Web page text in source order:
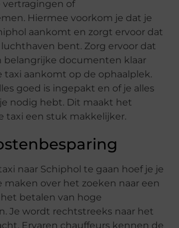
of
Hiermee voorkom je dat je
aankomt en zorgt ervoor dat
bent. Zorg ervoor dat
belangrijke documenten klaar
taxi aankomt op de ophaalplek.
goed is ingepakt en of je alles
nodig hebt. Dit maakt het
taxi een stuk makkelijker.
naar Schiphol te gaan hoef je je
maken over het zoeken naar een
betalen van hoge
Je wordt rechtstreeks naar het
Ervaren chauffeurs kennen de